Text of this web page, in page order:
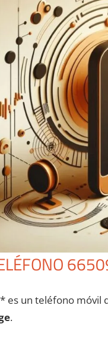
un teléfono móvil
.